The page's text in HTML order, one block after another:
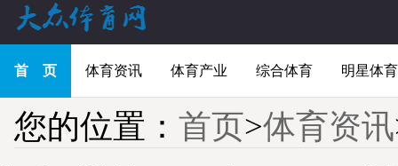
首 页 体育资讯 体育产业 综合体育 明星体育
您的位置： 首页>体育资讯